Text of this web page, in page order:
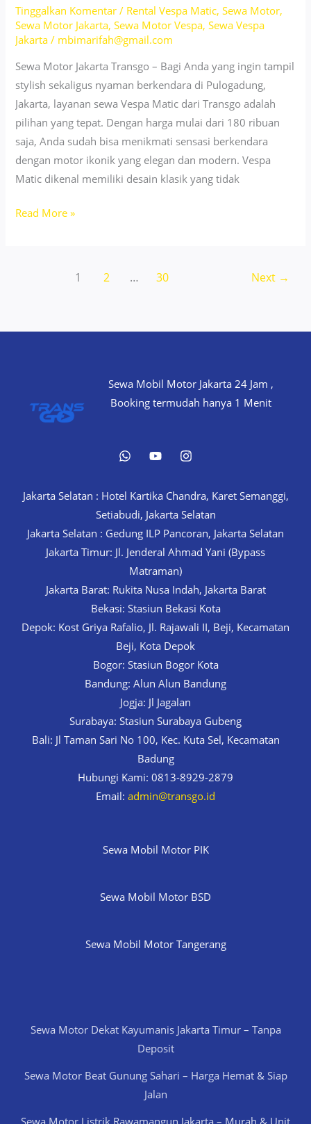
100
Ribuan
Tinggalkan Komentar / Rental Vespa Matic,Sewa Motor,
Sewa Motor Jakarta,Sewa Motor Vespa,Sewa Vespa
Jakarta / mbimarifah@gmail.com
Sewa Motor Jakarta Transgo – Bagi Anda yang ingin tampil
stylish sekaligus nyaman berkendara di Pulogadung,
Jakarta, layanan sewa Vespa Matic dari Transgo adalah
pilihan yang tepat. Dengan harga mulai dari 180 ribuan
saja, Anda sudah bisa menikmati sensasi berkendara
dengan motor ikonik yang elegan dan modern. Vespa
Matic dikenal memiliki desain klasik yang tidak
Sewa
180k
Read More »
1 2 … 30 Next →
Sewa Mobil Motor Jakarta 24 Jam ,
Booking termudah hanya 1 Menit
Jakarta Selatan : Hotel Kartika Chandra, Karet Semanggi,
Setiabudi, Jakarta Selatan
Jakarta Selatan : Gedung ILP Pancoran, Jakarta Selatan
Jakarta Timur: Jl. Jenderal Ahmad Yani (Bypass
Matraman)
Jakarta Barat: Rukita Nusa Indah, Jakarta Barat
Bekasi: Stasiun Bekasi Kota
Depok: Kost Griya Rafalio, Jl. Rajawali II, Beji, Kecamatan
Beji, Kota Depok
Bogor: Stasiun Bogor Kota
Bandung: Alun Alun Bandung
Jogja: Jl Jagalan
Surabaya: Stasiun Surabaya Gubeng
Bali: Jl Taman Sari No 100, Kec. Kuta Sel, Kecamatan
Badung
Hubungi Kami: 0813-8929-2879
Email: admin@transgo.id
Sewa Mobil Motor PIK
Sewa Mobil Motor BSD
Sewa Mobil Motor Tangerang
Sewa Motor Dekat Kayumanis Jakarta Timur – Tanpa
Deposit
Sewa Motor Beat Gunung Sahari – Harga Hemat & Siap
Jalan
Sewa Motor Listrik Rawamangun Jakarta – Murah & Unit